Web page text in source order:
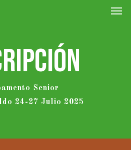
Senior
24-27 Julio 2025